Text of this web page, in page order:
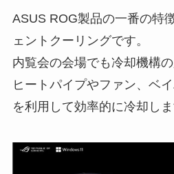
ASUS ROG製品の一番の特
ェントクーリングです。
内覧会の会場でも冷却機構
ヒートパイプやファン、ベ
を利用して効率的に冷却しま